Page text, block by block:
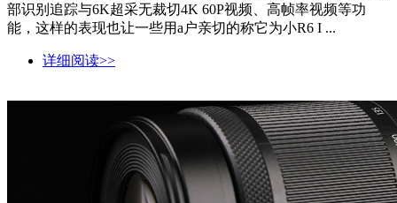
部识别追踪与6K超采无裁切4K 60P视频、高帧率视频等功
能，这样的表现也让一些用a户亲切的称它为小R6 I ...
详细阅读>>